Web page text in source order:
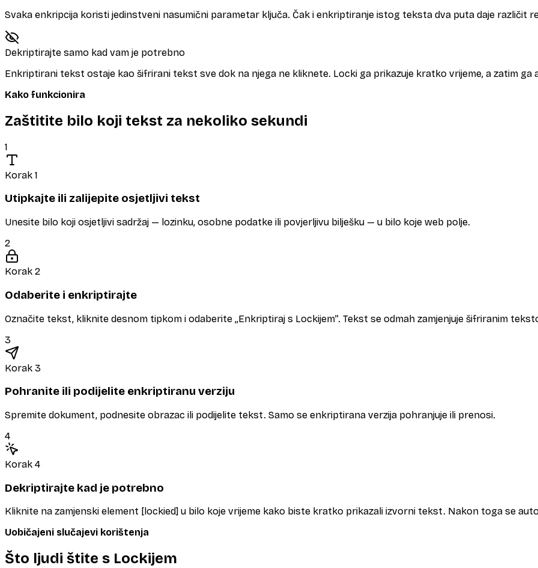
Svaka enkripcija koristi jedinstveni nasumični parametar ključa. Čak i enkriptiranje istog teksta dva puta daje različit
Dekriptirajte samo kad vam je potrebno
Enkriptirani tekst ostaje kao šifrirani tekst sve dok na njega ne kliknete. Locki ga prikazuje kratko vrijeme, a zatim ga
Kako funkcionira
Zaštitite bilo koji tekst za nekoliko sekundi
1
Korak 1
Utipkajte ili zalijepite osjetljivi tekst
Unesite bilo koji osjetljivi sadržaj — lozinku, osobne podatke ili povjerljivu bilješku — u bilo koje web polje.
2
Korak 2
Odaberite i enkriptirajte
Označite tekst, kliknite desnom tipkom i odaberite „Enkriptiraj s Lockijem”. Tekst se odmah zamjenjuje šifriranim
3
Korak 3
Pohranite ili podijelite enkriptiranu verziju
Spremite dokument, podnesite obrazac ili podijelite tekst. Samo se enkriptirana verzija pohranjuje ili prenosi.
4
Korak 4
Dekriptirajte kad je potrebno
Kliknite na zamjenski element [lockied] u bilo koje vrijeme kako biste kratko prikazali izvorni tekst. Nakon toga se
Uobičajeni slučajevi korištenja
Što ljudi štite s Lockijem